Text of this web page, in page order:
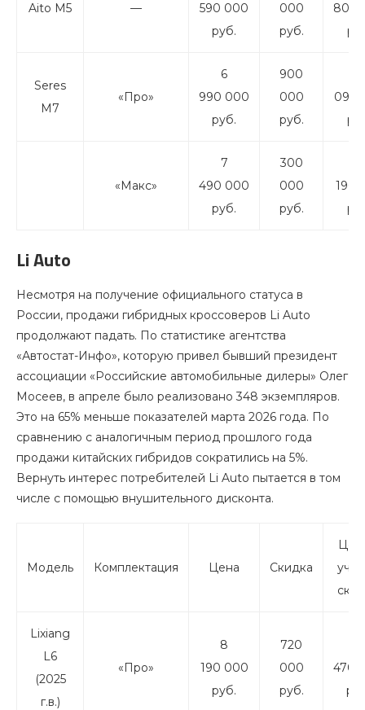
Aito M5 —
590 000
руб.
000
руб.
800
Seres
M7
«Про»
6
990 000
руб.
900
000
руб.
090
«Макс»
7
490 000
руб.
300
000
руб.
190
Li Auto
Несмотря на получение официального статуса в
России, продажи гибридных кроссоверов Li Auto
продолжают падать. По статистике агентства
«Автостат-Инфо», которую привел бывший президент
ассоциации «Российские автомобильные дилеры» Олег
Мосеев, в апреле было реализовано 348 экземпляров.
Это на 65% меньше показателей марта 2026 года. По
сравнению с аналогичным период прошлого года
продажи китайских гибридов сократились на 5%.
Вернуть интерес потребителей Li Auto пытается в том
числе с помощью внушительного дисконта.
Модель Комплектация Цена Скидка
Lixiang
L6
(2025
г.в.)
«Про»
8
190 000
руб.
720
000
руб.
470